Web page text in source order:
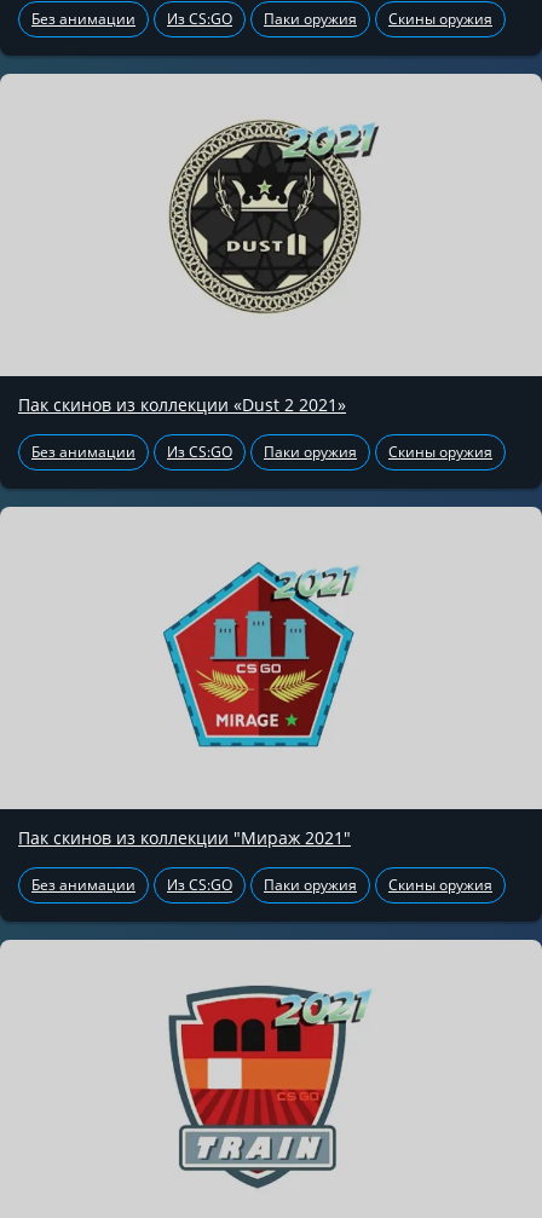
Без анимации Из CS:GO Паки оружия Скины оружия
Пак скинов из коллекции «Dust 2 2021»
Без анимации Из CS:GO Паки оружия Скины оружия
Пак скинов из коллекции "Мираж 2021"
Без анимации Из CS:GO Паки оружия Скины оружия